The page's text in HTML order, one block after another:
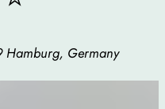
Hamburg, Germany